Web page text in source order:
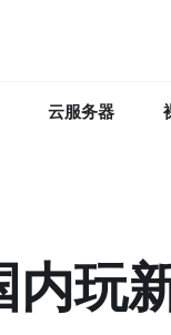
云服务器
内玩